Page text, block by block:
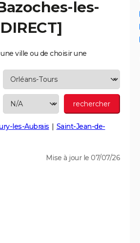
les-
ville ou de choisir une
les-Aubrais
Saint-Jean-de-
Mise à jour le 07/07/26